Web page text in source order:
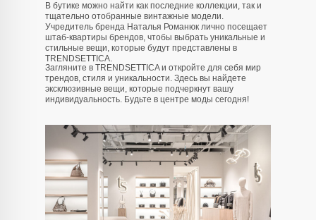
В бутике можно найти как последние коллекции, так и
тщательно отобранные винтажные модели.
Учредитель бренда Наталья Романюк лично посещает
штаб-квартиры брендов, чтобы выбрать уникальные и
стильные вещи, которые будут представлены в
TRENDSETTICA.
Загляните в TRENDSETTICA и откройте для себя мир
трендов, стиля и уникальности. Здесь вы найдете
эксклюзивные вещи, которые подчеркнут вашу
индивидуальность. Будьте в центре моды сегодня!
Покупателям
О брендах в магазине
Как добраться до магазина
Новости
Контакты
Верхняя одежда
Джинсы
Жакеты и жилеты
Кардиганы и бомберы
+7 (966) 019-41-76
info@trendsettica.ru